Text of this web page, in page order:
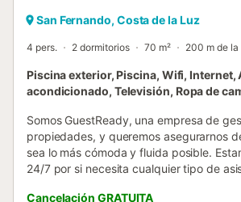
San Fernando, Costa de la Luz
4 pers. 2 dormitorios 70 m² 200 m de la
Piscina exterior, Piscina, Wifi, Internet,
acondicionado, Televisión, Ropa de
Somos GuestReady, una empresa de
propiedades, y queremos asegurarnos
sea lo más cómoda y fluida posible.
24/7 por si necesita cualquier tipo de
Cancelación GRATUITA